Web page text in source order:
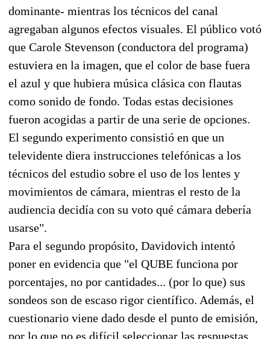
dominante- mientras los técnicos del canal
agregaban algunos efectos visuales. El público votó
que Carole Stevenson (conductora del programa)
estuviera en la imagen, que el color de base fuera
el azul y que hubiera música clásica con flautas
como sonido de fondo. Todas estas decisiones
fueron acogidas a partir de una serie de opciones.
El segundo experimento consistió en que un
televidente diera instrucciones telefónicas a los
técnicos del estudio sobre el uso de los lentes y
movimientos de cámara, mientras el resto de la
audiencia decidía con su voto qué cámara debería
usarse".
Para el segundo propósito, Davidovich intentó
poner en evidencia que "el QUBE funciona por
porcentajes, no por cantidades... (por lo que) sus
sondeos son de escaso rigor científico. Además, el
cuestionario viene dado desde el punto de emisión,
por lo que no es difícil seleccionar las respuestas